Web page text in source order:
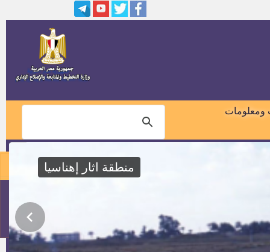
01018460099
ومعلومات
منطقة اثار إهناسيا
مدير إدارة شئون اللجان والمجالس
وظائف إم كي لصناعة الخشب
الكونتر ش.م.م عامل محارة (واحد)
وظائف شركة مياه الشرب
مهندسين ( مدني ـــ كهرباء قوى ــ
نتائج مسابقة خبراء وزارة العدل
وظائف محكمة استئناف القاهرة